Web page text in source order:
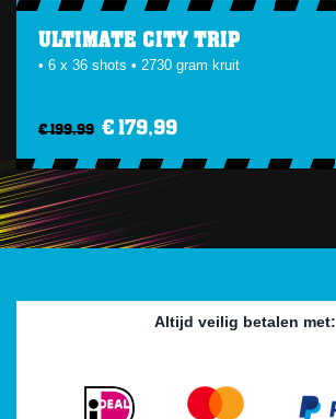
ULTIMATE CITY TRIP
• 6 x 36 shots • 2730 gram kruit
€ 199,99 € 179,99
Altijd veilig betalen met: